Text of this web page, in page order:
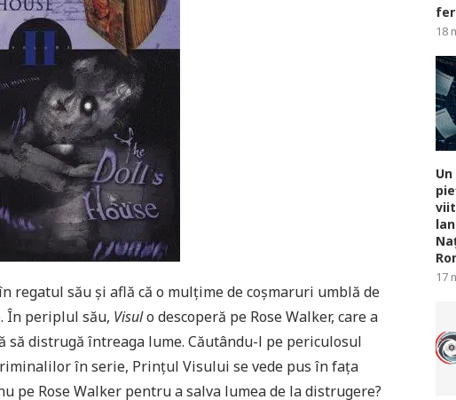
regatul său și află că o mulțime de coșmaruri umblă de
În periplul său, Visulo descoperă pe Rose Walker, care a
distrugă întreaga lume. Căutându-l pe periculosul
în serie, Prințul Visului se vede pus în fața
pe Rose Walker pentru a salva lumea de la distrugere?
18
17